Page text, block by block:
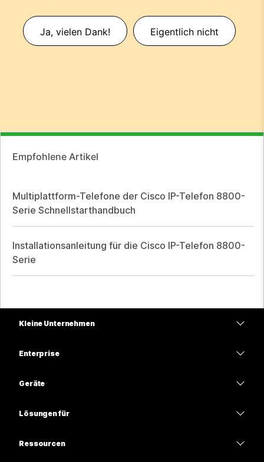
Ja, vielen Dank! Eigentlich nicht
Empfohlene Artikel
Multiplattform-Telefone der Cisco IP-Telefon 8800-
Serie Schnellstarthandbuch
Installationsanleitung für die Cisco IP-Telefon 8800-
Serie
Kleine Unternehmen
Enterprise
Geräte
Lösungen für
Ressourcen